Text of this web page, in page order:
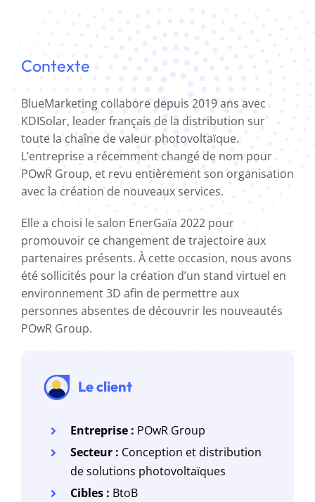
Contexte
BlueMarketing collabore depuis 2019 ans avec
KDISolar, leader français de la distribution sur
toute la chaîne de valeur photovoltaïque.
L’entreprise a récemment changé de nom pour
POwR Group, et revu entièrement son organisation
avec la création de nouveaux services.
Elle a choisi le salon EnerGaïa 2022 pour
promouvoir ce changement de trajectoire aux
partenaires présents. À cette occasion, nous avons
été sollicités pour la création d’un stand virtuel en
environnement 3D afin de permettre aux
personnes absentes de découvrir les nouveautés
POwR Group.
Le client
Entreprise : POwR Group
Secteur : Conception et distribution
de solutions photovoltaïques
Cibles : BtoB